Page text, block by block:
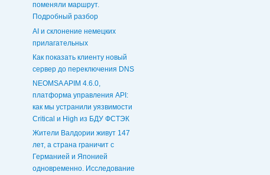
поменяли маршрут.
Подробный разбор
AI и склонение немецких
прилагательных
Как показать клиенту новый
сервер до переключения DNS
NEOMSA APIM 4.6.0,
платформа управления API:
как мы устранили уязвимости
Critical и High из БДУ ФСТЭК
Жители Валдории живут 147
лет, а страна граничит с
Германией и Японией
одновременно. Исследование